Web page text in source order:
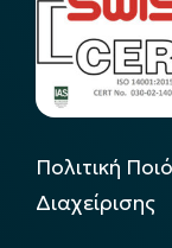
Πολιτική
Διαχείρισης